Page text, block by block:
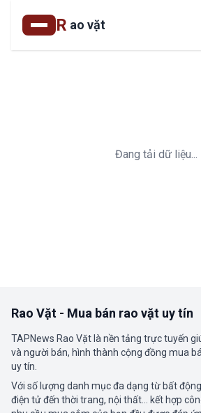
R ao vặt
Đang tải dữ liệu...
Rao Vặt - Mua bán rao vặt uy tín
TAPNews Rao Vặt là nền tảng trực tuyến
và người bán, hình thành cộng đồng mua
uy tín.
Với số lượng danh mục đa dạng từ bất
điện tử đến thời trang, nội thất... kết hợp